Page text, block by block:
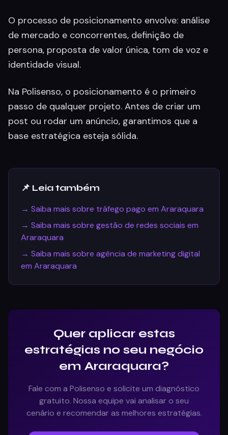
O processo de posicionamento envolve: análise
de mercado e concorrentes, definição de
persona, proposta de valor única, tom de voz e
identidade visual.
Na Polisenso, o posicionamento é o primeiro
passo de qualquer projeto. Antes de criar um
post ou rodar um anúncio, garantimos que a
base estratégica esteja sólida.
📌 Leia também
→ Saiba mais sobre tráfego pago em Araraquara
→ Saiba mais sobre gestão de redes sociais em
Araraquara
→ Saiba mais sobre agência de marketing digital
em Araraquara
Quer aplicar estas
estratégias no seu negócio
em Araraquara?
Fale com a Polisenso e solicite um diagnóstico
gratuito. Nossa equipe vai analisar o seu
cenário e recomendar as melhores estratégias.